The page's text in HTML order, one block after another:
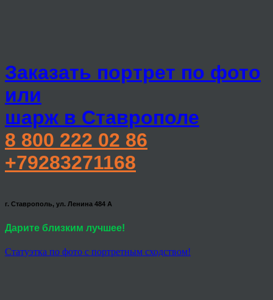
Заказать портрет по фото
или
шарж в Ставрополе
8 800 222 02 86
+79283271168
г. Ставрополь, ул. Ленина 484 А
Дарите близким лучшее!
Статуэтка по фото с портретным сходством!